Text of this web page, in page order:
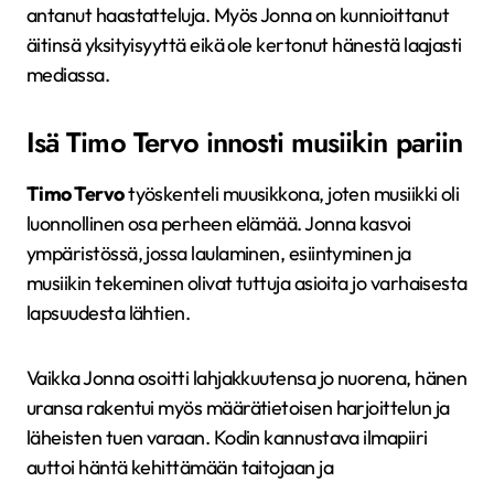
antanut haastatteluja. Myös Jonna on kunnioittanut
äitinsä yksityisyyttä eikä ole kertonut hänestä laajasti
mediassa.
Isä Timo Tervo innosti musiikin pariin
Timo Tervotyöskenteli muusikkona, joten musiikki oli
luonnollinen osa perheen elämää. Jonna kasvoi
ympäristössä, jossa laulaminen, esiintyminen ja
musiikin tekeminen olivat tuttuja asioita jo varhaisesta
lapsuudesta lähtien.
Vaikka Jonna osoitti lahjakkuutensa jo nuorena, hänen
uransa rakentui myös määrätietoisen harjoittelun ja
läheisten tuen varaan. Kodin kannustava ilmapiiri
auttoi häntä kehittämään taitojaan ja